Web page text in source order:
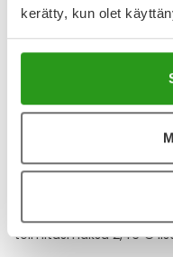
kerätty, kun olet
Muistuttajan avulla
Lisää
Lue lisää muistuttajasta
Tämä tuote ei ole Kela-
toimitusmaksu 2,46 €